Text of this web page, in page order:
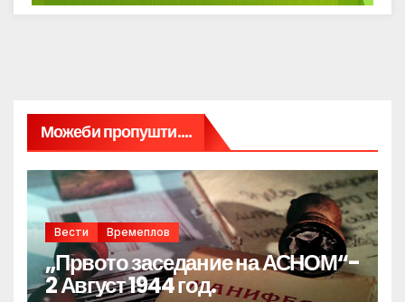
Можеби пропушти....
Вести Времеплов
„Првото заседание на АСНОМ“-
2 Август 1944 год.